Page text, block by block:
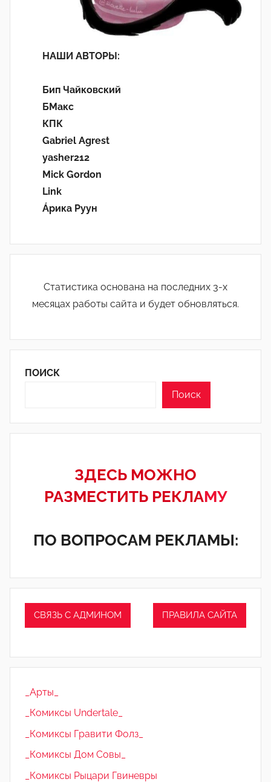
НАШИ АВТОРЫ:
Бип Чайковский
БМакс
КПК
Gabriel Agrest
yasher212
Mick Gordon
Link
Áрика Руун
Статистика основана на последних 3-х
месяцах работы сайта и будет обновляться.
ПОИСК
Поиск
ЗДЕСЬ МОЖНО
РАЗМЕСТИТЬ РЕКЛАМУ
ПО ВОПРОСАМ РЕКЛАМЫ:
СВЯЗЬ С АДМИНОМ ПРАВИЛА САЙТА
_Арты_
_Комиксы Undertale_
_Комиксы Гравити Фолз_
_Комиксы Дом Совы_
_Комиксы Рыцари Гвиневры